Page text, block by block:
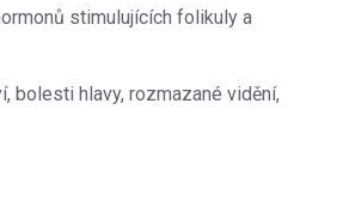
stimulujících folikuly a
bolesti hlavy, rozmazané vidění,